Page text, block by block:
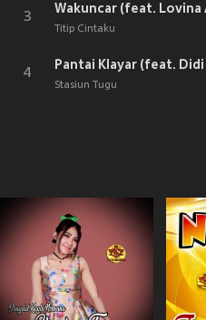
3
Wakuncar (feat. Lovina
Titip Cintaku
4
Pantai Klayar (feat.
Stasiun Tugu